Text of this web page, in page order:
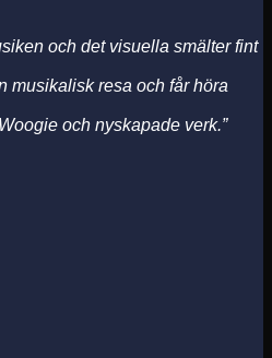
och det visuella smälter fint
musikalisk resa och får höra
och nyskapade verk.”